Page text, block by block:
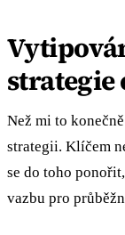
strategie
Než mi to
strategii. Klíčem
se do toho
vazbu pro